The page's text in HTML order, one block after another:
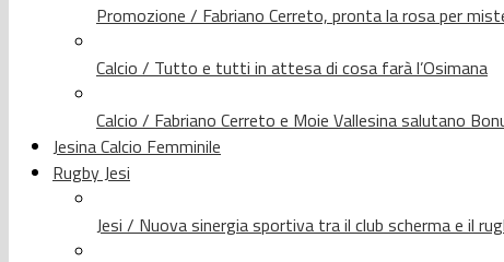
Promozione / Fabriano Cerreto, pronta la rosa per
Calcio / Tutto e tutti in attesa di cosa farà l’Osimana
Calcio / Fabriano Cerreto e Moie Vallesina salutano
Jesina Calcio Femminile
Rugby Jesi
Jesi / Nuova sinergia sportiva tra il club scherma e il